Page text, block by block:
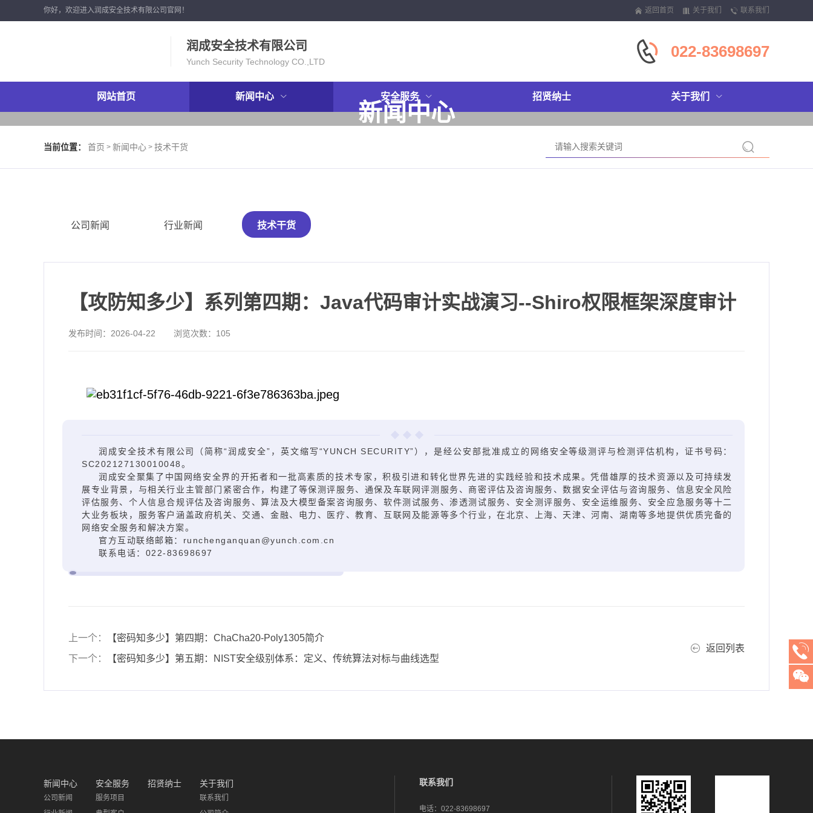
你好，欢迎进入润成安全技术有限公司官网！ 返回首页 关于我们 联系我们
润成安全技术有限公司
Yunch Security Technology CO.,LTD
022-83698697
网站首页 新闻中心 安全服务 招贤纳士 关于我们
新闻中心
当前位置： 首页 > 新闻中心 > 技术干货
公司新闻 行业新闻 技术干货
【攻防知多少】系列第四期：Java代码审计实战演习--Shiro权限框架深度审计
发布时间： 2026-04-22 浏览次数： 105
润成安全技术有限公司（简称“润成安全”，英文缩写“YUNCH SECURITY”），是经公安部批准成立的网络安全等级测评与检测评估机构，证书号码：
SC202127130010048。
润成安全聚集了中国网络安全界的开拓者和一批高素质的技术专家，积极引进和转化世界先进的实践经验和技术成果。凭借雄厚的技术资源以及可持续发
展专业背景，与相关行业主管部门紧密合作，构建了等保测评服务、通保及车联网评测服务、商密评估及咨询服务、数据安全评估与咨询服务、信息安全风险
评估服务、个人信息合规评估及咨询服务、算法及大模型备案咨询服务、软件测试服务、渗透测试服务、安全测评服务、安全运维服务、安全应急服务等十二
大业务板块，服务客户涵盖政府机关、交通、金融、电力、医疗、教育、互联网及能源等多个行业，在北京、上海、天津、河南、湖南等多地提供优质完备的
网络安全服务和解决方案。
官方互动联络邮箱：runchenganquan@yunch.com.cn
联系电话：022-83698697
上一个：
【密码知多少】第四期：ChaCha20-Poly1305简介
下一个：
【密码知多少】第五期：NIST安全级别体系：定义、传统算法对标与曲线选型
返回列表
新闻中心
公司新闻
安全服务
服务项目
招贤纳士 关于我们
联系我们
联系我们
电话： 022-83698697